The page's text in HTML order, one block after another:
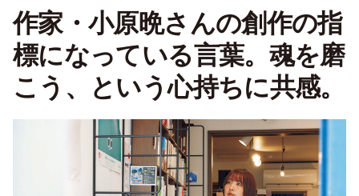
作家・小原晩さんの創作の指
標になっている言葉。魂を磨
こう、という心持ちに共感。